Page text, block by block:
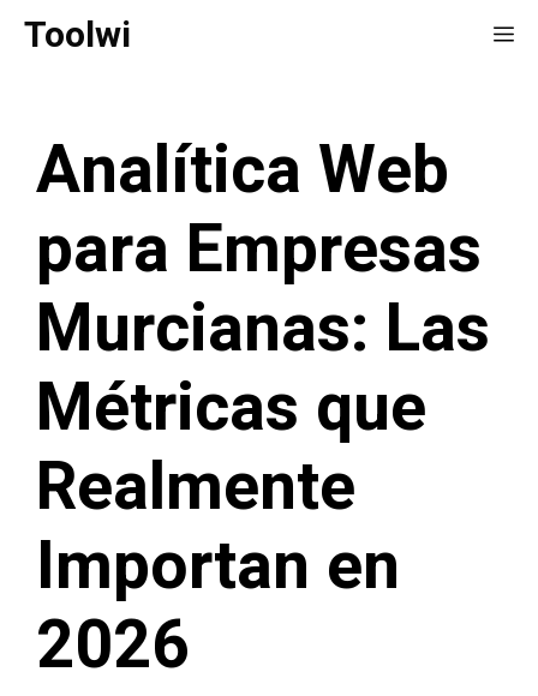
SaltarToolwi
Analítica Web
para Empresas
Murcianas: Las
Métricas que
Realmente
Importan en
2026